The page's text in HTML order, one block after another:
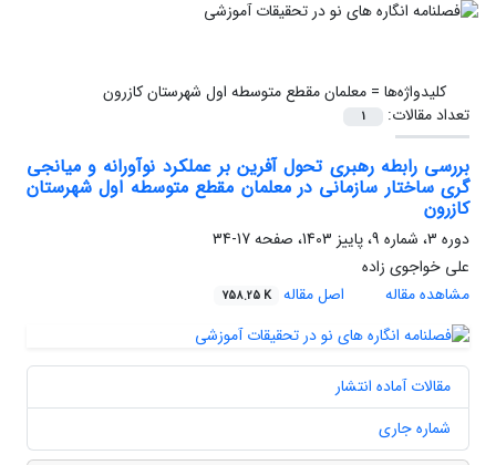
کلیدواژه‌ها =معلمان مقطع متوسطه اول شهرستان کازرون
تعداد مقالات:
1
بررسی رابطه رهبری تحول آفرین بر عملکرد نوآورانه و میانجی
گری ساختار سازمانی در معلمان مقطع متوسطه اول شهرستان
کازرون
دوره 3، شماره 9، پاییز 1403، صفحه
17-34
علی خواجوی زاده
مشاهده مقاله
اصل مقاله 758.25 K
مقالات آماده انتشار
شماره جاری